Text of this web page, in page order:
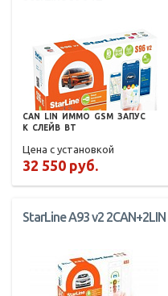
CAN LIN ИММО GSM ЗАПУС
К СЛЕЙВ BT
Цена с установкой
32 550 руб.
StarLine A93 v2 2CAN+2LIN